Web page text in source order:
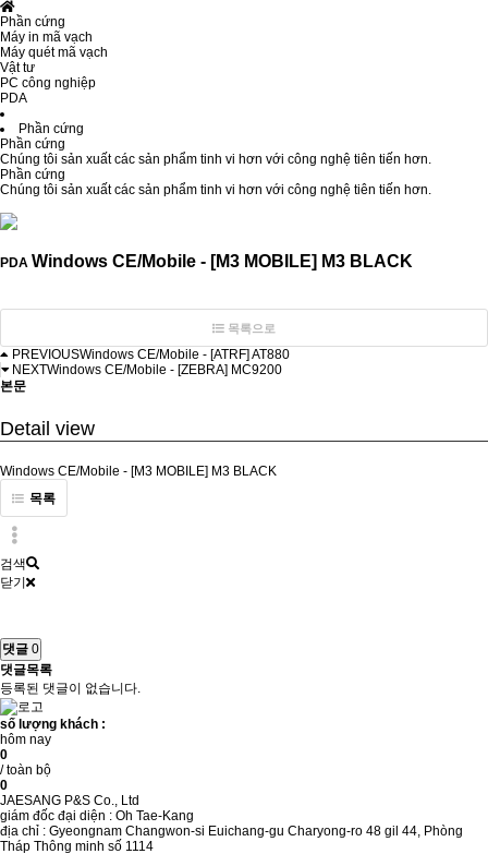
Phần cứng
Máy in mã vạch
Máy quét mã vạch
Vật tư
PC công nghiệp
PDA
Phần cứng
Phần cứng
Chúng tôi sản xuất các sản phẩm tinh vi hơn với công nghệ tiên tiến hơn.
Phần cứng
Chúng tôi sản xuất các sản phẩm tinh vi hơn với công nghệ tiên tiến hơn.
PDA Windows CE/Mobile - [M3 MOBILE] M3 BLACK
목록으로
PREVIOUSWindows CE/Mobile - [ATRF] AT880
NEXTWindows CE/Mobile - [ZEBRA] MC9200
본문
Detail view
Windows CE/Mobile - [M3 MOBILE] M3 BLACK
목록
검색
닫기
댓글 0
댓글목록
등록된 댓글이 없습니다.
số lượng khách :
hôm nay
0
/ toàn bộ
0
JAESANG P&S Co., Ltd
giám đốc đại diện : Oh Tae-Kang
địa chỉ : Gyeongnam Changwon-si Euichang-gu Charyong-ro 48 gil 44, Phòng
Tháp Thông minh số 1114